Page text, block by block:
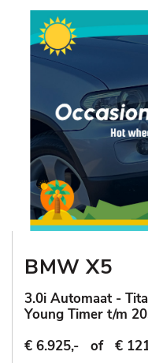
BMW X5
3.0i Automaat -
Young Timer t/m
€ 6.925,-
of €